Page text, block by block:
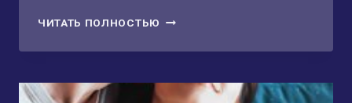
ЧИТАТЬ ПОЛНОСТЬЮ ТРОФЕЙ
ЖЕСТОКОГО